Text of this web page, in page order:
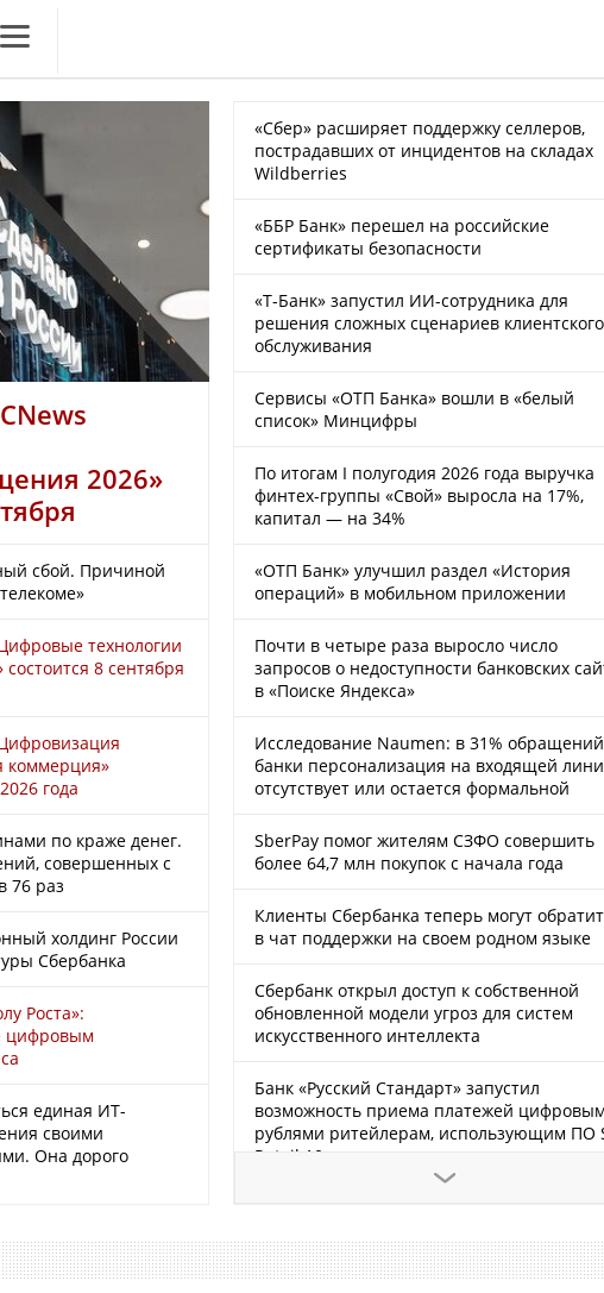
Аналитика
2026»
сбой. Причиной
технологии
8 сентября
коммерция»
года
по краже денег.
совершенных с
76 раз
холдинг России
Сбербанка
Роста»:
цифровым
единая ИТ-
своими
Она дорого
«Сбер» расширяет поддержку селлеров,
пострадавших от инцидентов на складах
Wildberries
«ББР Банк» перешел на российские
сертификаты безопасности
«Т-Банк» запустил ИИ-сотрудника для
решения сложных сценариев клиентского
обслуживания
Сервисы «ОТП Банка» вошли в «белый
список» Минцифры
По итогам I полугодия 2026 года выручка
финтех-группы «Свой» выросла на 17%,
капитал — на 34%
«ОТП Банк» улучшил раздел «История
операций» в мобильном приложении
Почти в четыре раза выросло число
запросов о недоступности банковских
в «Поиске Яндекса»
Исследование Naumen: в 31%
банки персонализация на входящей
отсутствует или остается формальной
SberPay помог жителям СЗФО совершить
более 64,7 млн покупок c начала года
Клиенты Сбербанка теперь могут
в чат поддержки на своем родном языке
Сбербанк открыл доступ к собственной
обновленной модели угроз для систем
искусственного интеллекта
Банк «Русский Стандарт» запустил
возможность приема платежей
рублями ритейлерам, использующим ПО
Retail 10
регионе